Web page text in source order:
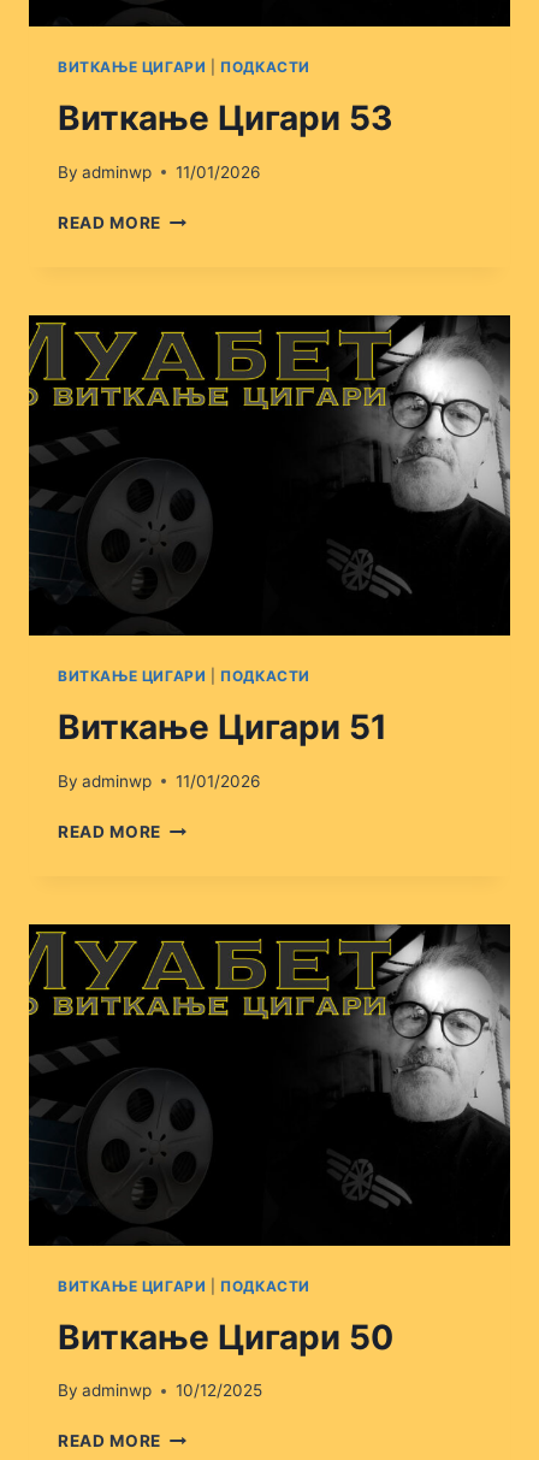
ВИТКАЊЕ ЦИГАРИ ПОДКАСТИ
Виткање Цигари 53
By adminwp 11/01/2026
READ MORE ВИТКАЊЕ
ВИТКАЊЕ ЦИГАРИ ПОДКАСТИ
Виткање Цигари 51
By adminwp 11/01/2026
READ MORE ВИТКАЊЕ
ВИТКАЊЕ ЦИГАРИ ПОДКАСТИ
Виткање Цигари 50
By adminwp 10/12/2025
READ MORE ВИТКАЊЕ